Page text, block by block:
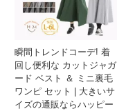
瞬間トレンドコーデ! 着
回し便利な カットジャガ
ード ベスト ＆ ミニ裏毛
ワンピ セット | 大きいサ
イズの通販ならハッピー